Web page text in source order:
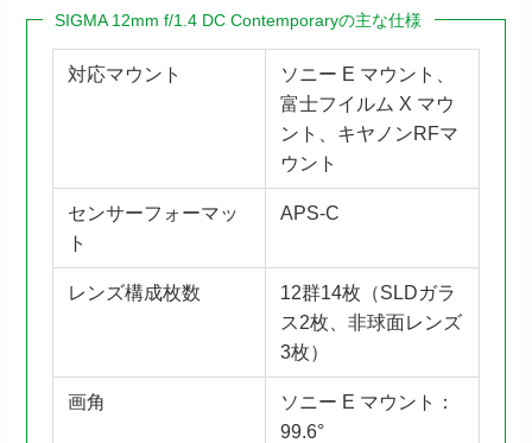
SIGMA 12mm f/1.4 DC Contemporaryの主な仕様
対応マウント
ソニー E マウント、
富士フイルム X マウ
ント、キヤノンRFマ
ウント
センサーフォーマッ
ト
APS-C
レンズ構成枚数
12群14枚（SLDガラ
ス2枚、非球面レンズ
3枚）
画角
ソニー E マウント：
99.6°